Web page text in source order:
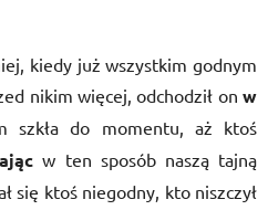
kiedy już wszystkim godnym
nikim więcej, odchodził on w
szkła do momentu, aż ktoś
w ten sposób naszą tajną
się ktoś niegodny, kto niszczył